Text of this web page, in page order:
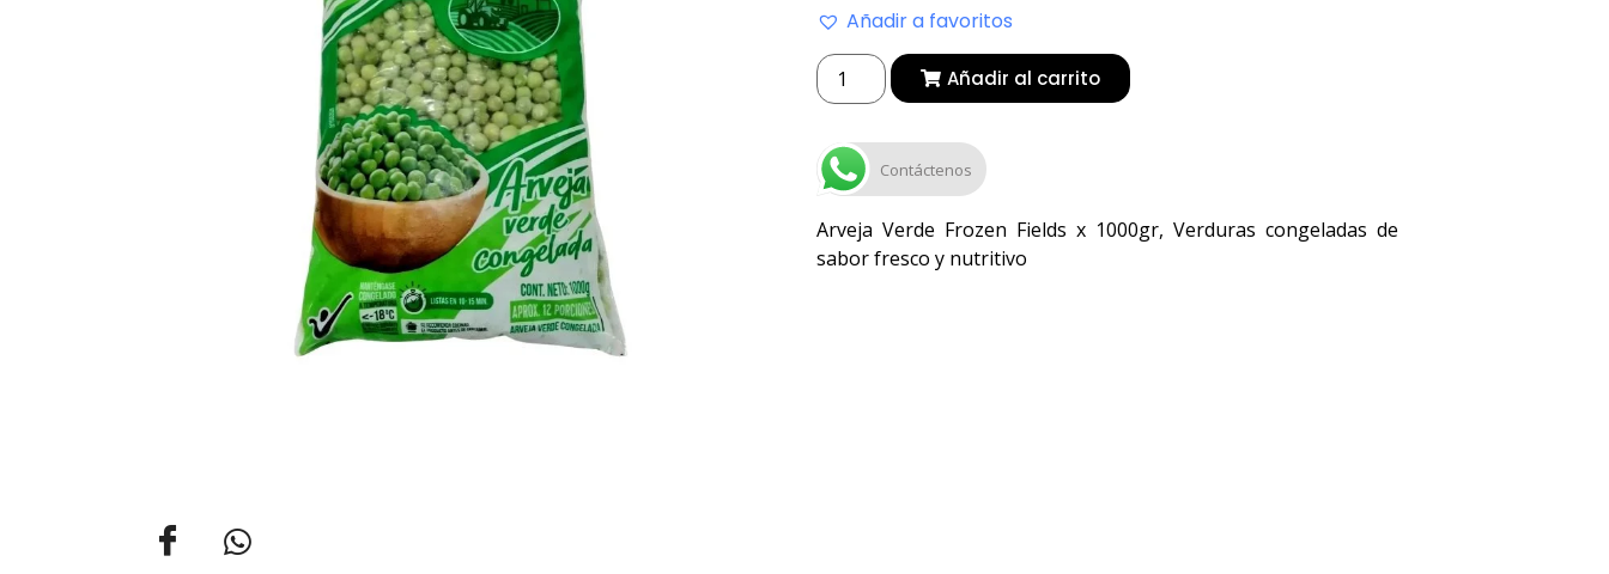
Añadir a favoritos
Añadir al carrito
Contáctenos
Arveja Verde Frozen Fields x 1000gr, Verduras congeladas de
sabor fresco y nutritivo